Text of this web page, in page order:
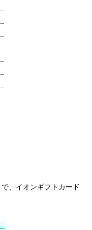
、イオンギフトカード